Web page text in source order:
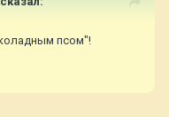
псом"!